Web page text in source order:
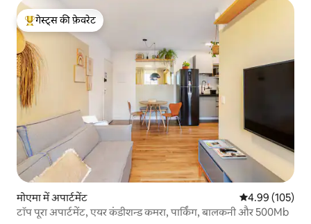
गेस्ट्स का टॉप फ़ेवरेट
गेस्ट्स की फ़ेवरेट
मोएमा में अपार्टमेंट औसत रेटिंग 5 में से
4.99 (105)
टॉप पूरा अपार्टमेंट, एयर कंडीशन्ड कमरा, पार्किंग, बालकनी और 500Mb